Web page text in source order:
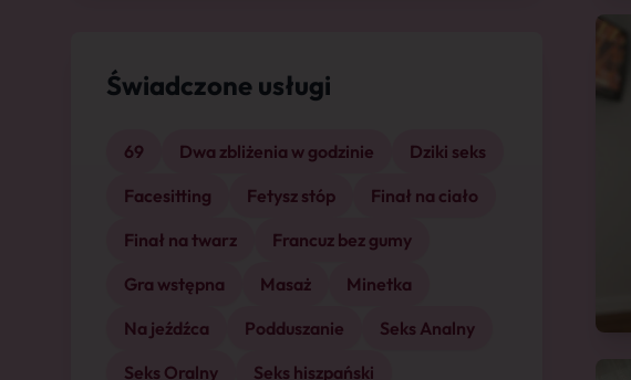
Świadczone usługi
69 Dwa zbliżenia w godzinie
Dziki seks
Facesitting
Fetysz stóp
Finał na ciało
Finał na twarz
Francuz bez gumy
Gra wstępna
Masaż
Minetka
Na jeźdźca
Podduszanie
Seks Analny
Seks Oralny
Seks hiszpański